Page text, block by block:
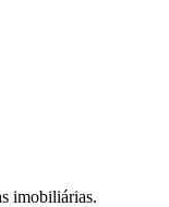
imobiliárias.